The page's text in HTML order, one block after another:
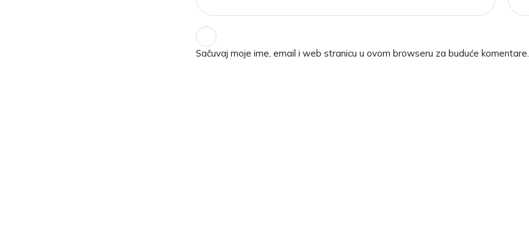
Sačuvaj moje ime, email i web stranicu u ovom browseru za buduće komentare.